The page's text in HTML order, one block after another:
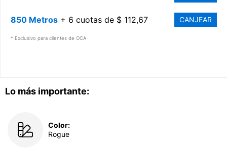
Lo más importante:
Color:
Rogue
850 Metros + 6 cuotas de $ 112,67 CANJEAR
* Exclusivo para clientes de OCA